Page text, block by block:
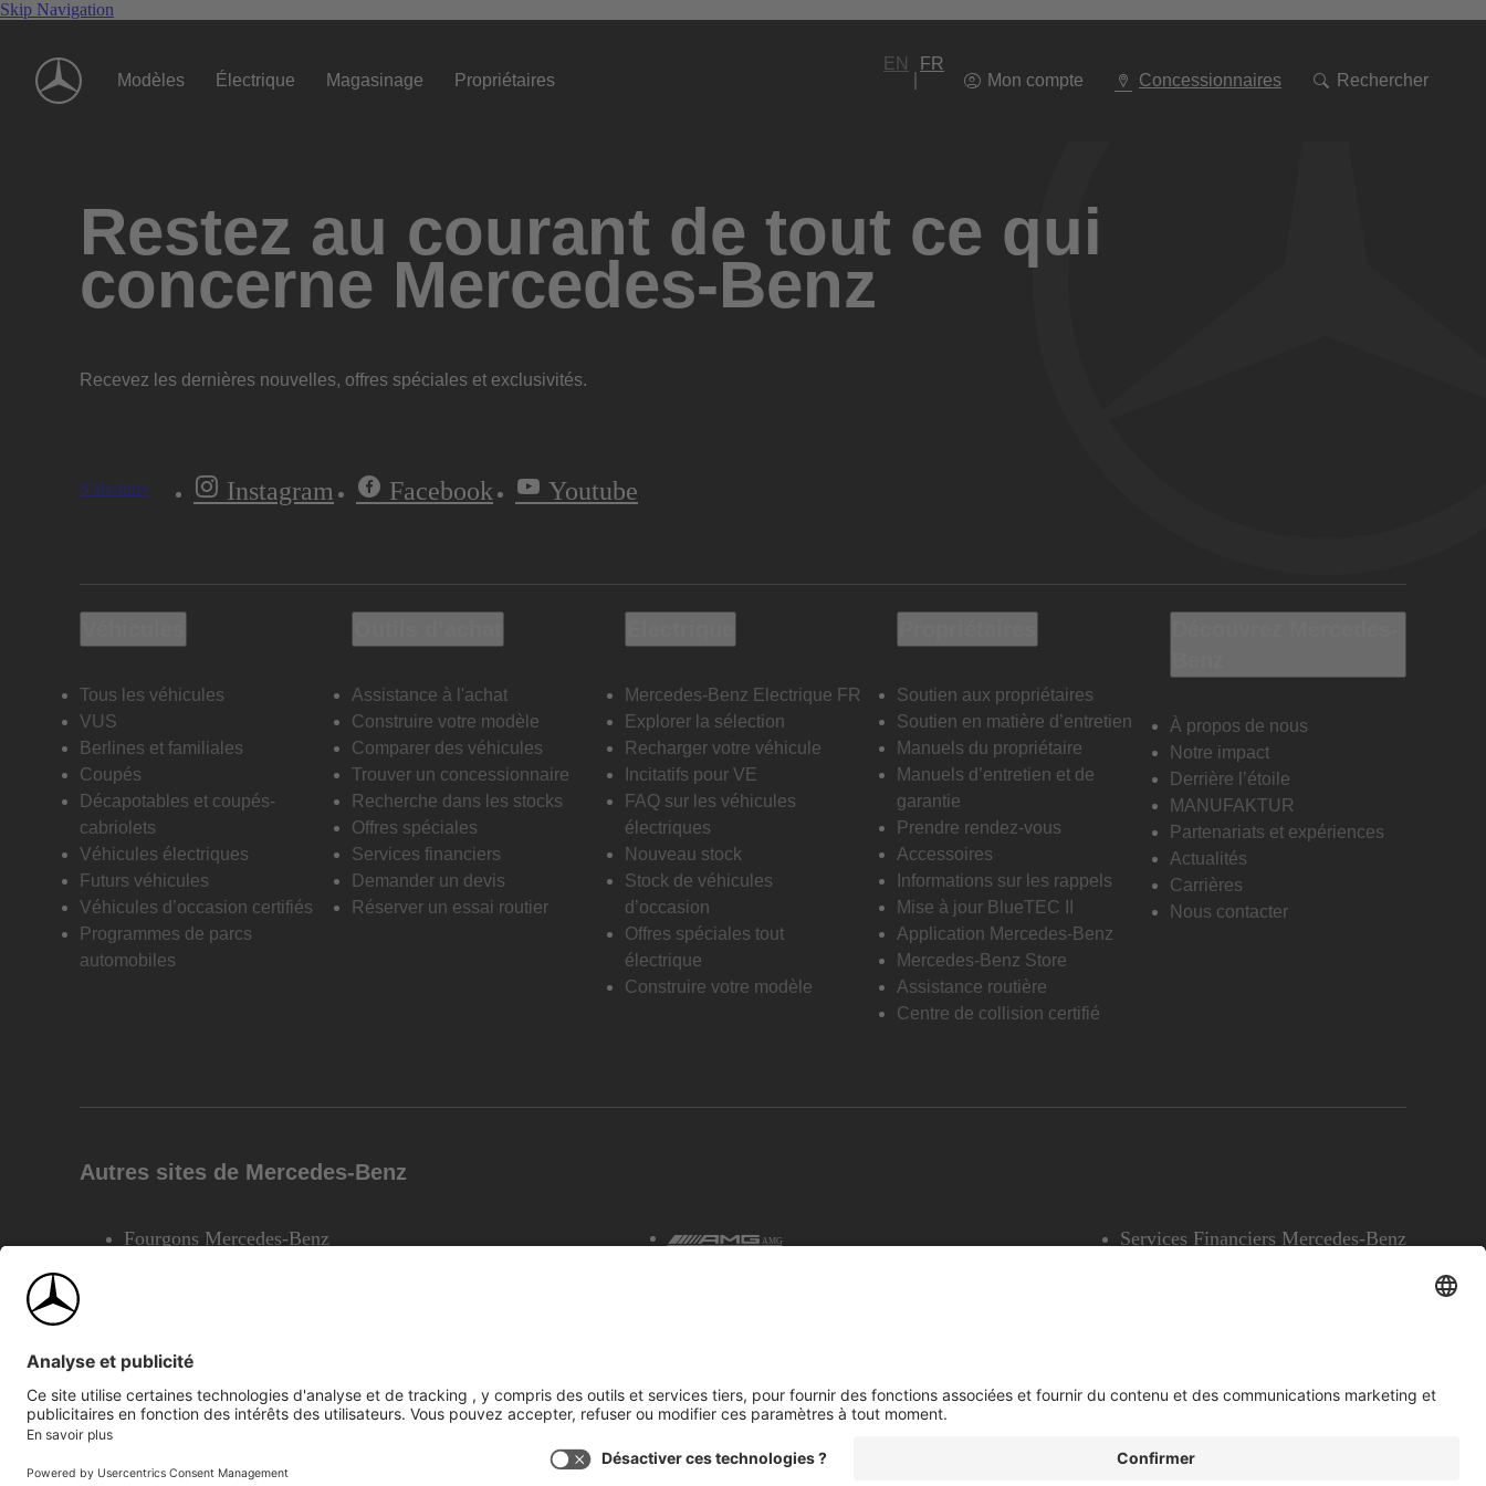
Skip Navigation
Modèles Électrique Magasinage Propriétaires
EN
FR
Mon compte
Concessionnaires Rechercher
à
Restez au courant de tout ce qui
concerne Mercedes-Benz
Recevez les dernières nouvelles, offres spéciales et exclusivités.
S'abonner Instagram Facebook Youtube
Tous les véhicules
VUS
Berlines et familiales
Coupés
Décapotables et coupés-
cabriolets
Véhicules électriques
Futurs véhicules
Véhicules d’occasion certifiés
Programmes de parcs
automobiles
Assistance à l'achat
Construire votre modèle
Comparer des véhicules
Trouver un concessionnaire
Recherche dans les stocks
Offres spéciales
Services financiers
Demander un devis
Réserver un essai routier
Mercedes-Benz Electrique FR
Explorer la sélection
Recharger votre véhicule
Incitatifs pour VE
FAQ sur les véhicules
électriques
Nouveau stock
Stock de véhicules
d’occasion
Offres spéciales tout
électrique
Construire votre modèle
Soutien aux propriétaires
Soutien en matière d’entretien
Manuels du propriétaire
Manuels d’entretien et de
garantie
Prendre rendez-vous
Accessoires
Informations sur les rappels
Mise à jour BlueTEC II
Application Mercedes-Benz
Mercedes-Benz Store
Assistance routière
Centre de collision certifié
À propos de nous
Notre impact
Derrière l’étoile
MANUFAKTUR
Partenariats et expériences
Actualités
Carrières
Nous contacter
Autres sites de Mercedes-Benz
Fourgons Mercedes-Benz AMG Services Financiers Mercedes-Benz
©2026 Mercedes-Benz Canada Inc.